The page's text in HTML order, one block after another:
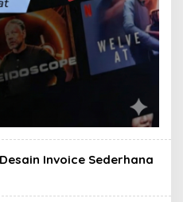
Invoice Sederhana